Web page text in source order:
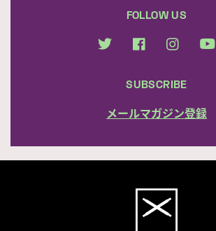
FOLLOW US
SUBSCRIBE
メールマガジン登録